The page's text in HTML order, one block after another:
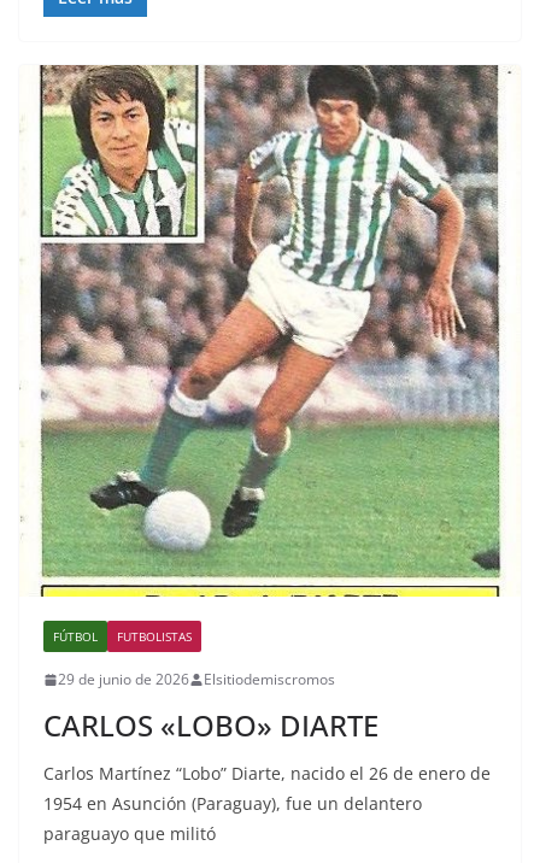
FÚTBOL FUTBOLISTAS
29 de junio de 2026 Elsitiodemiscromos
CARLOS «LOBO» DIARTE
Carlos Martínez “Lobo” Diarte, nacido el 26 de enero de
1954 en Asunción (Paraguay), fue un delantero
paraguayo que militó